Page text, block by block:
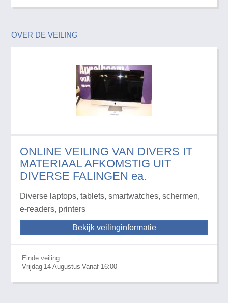
OVER DE VEILING
ONLINE VEILING VAN DIVERS IT
MATERIAAL AFKOMSTIG UIT
DIVERSE FALINGEN ea.
Diverse laptops, tablets, smartwatches, schermen,
e-readers, printers
Bekijk veilinginformatie
Einde veiling
Vrijdag 14 Augustus Vanaf 16:00